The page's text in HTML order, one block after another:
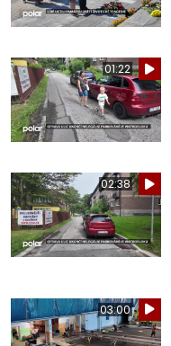
01:22
02:38
03:00